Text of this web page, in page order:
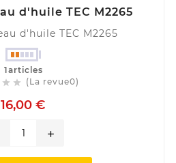
d'huile TEC M2265
Jauge de niveau d'huile TEC M2265
1articles
  (La revue0)
16,00 €
add